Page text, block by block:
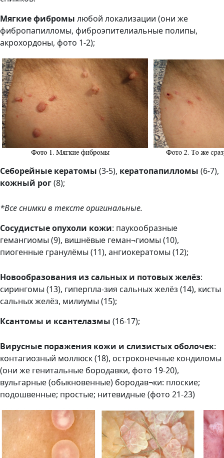
Мягкие фибромы любой локализации (они же
фибропапилломы, фиброэпителиальные полипы,
акрохордоны, фото 1-2);
Себорейные кератомы (3-5), кератопапилломы (6-7),
кожный рог(8);
*Все снимки в тексте оригинальные.
Сосудистые опухоли кожи: паукообразные
гемангиомы (9), вишнёвые геман¬гиомы (10),
пиогенные гранулёмы (11), ангиокератомы (12);
Новообразования из сальных и потовых желёз:
сирингомы (13), гиперпла-зия сальных желёз (14), кисты
сальных желёз, милиумы (15);
Ксантомы и ксантелазмы (16-17);
Вирусные поражения кожи и слизистых оболочек:
контагиозный моллюск (18), остроконечные кондиломы
(они же генитальные бородавки, фото 19-20),
вульгарные (обыкновенные) бородав¬ки: плоские;
подошвенные; простые; нитевидные (фото 21-23)